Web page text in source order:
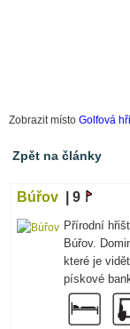
Zobrazit místo Golfová
Zpět na články
Búřov | 9
Přírodní
Búřov.
které je
pískové